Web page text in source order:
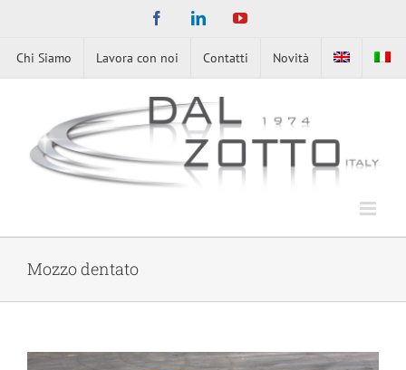
FacebookLinkedInYouTube
Chi Siamo Lavora con noi Contatti Novità
Mozzo dentato
View